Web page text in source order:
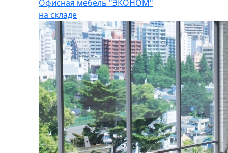
Офисная мебель "ЭКОНОМ"
на складе